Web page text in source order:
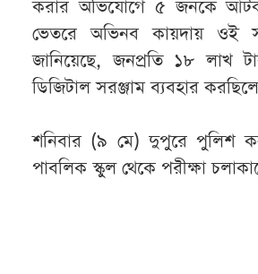
করার অভিযোগে ৫ জনকে আটক
ভেতরে অভিনব কায়দায় ওই
জানিয়েছে, জনপ্রতি ১৮ লাখ
ডিজিটাল সরঞ্জাম ব্যবহার
শনিবার (৯ মে) দুপুরে পুলিশ
পাবলিক স্কুল থেকে পরীক্ষা